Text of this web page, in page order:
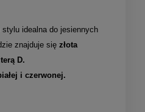
idealna do jesiennych
znajduje się złota
D.
i czerwonej.